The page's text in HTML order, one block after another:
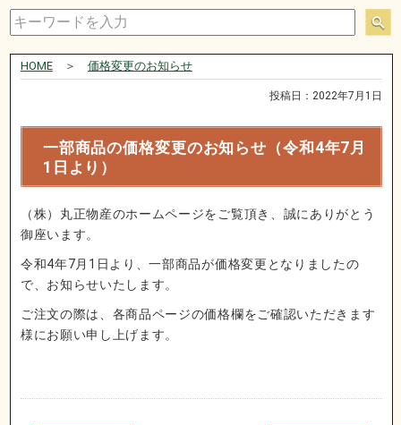
HOME＞ 価格変更のお知らせ
投稿日：2022年7月1日
一部商品の価格変更のお知らせ（令和4年7月
1日より）
（株）丸正物産のホームページをご覧頂き、誠にありがとう
御座います。
令和4年7月1日より、一部商品が価格変更となりましたの
で、お知らせいたします。
ご注文の際は、各商品ページの価格欄をご確認いただきます
様にお願い申し上げます。